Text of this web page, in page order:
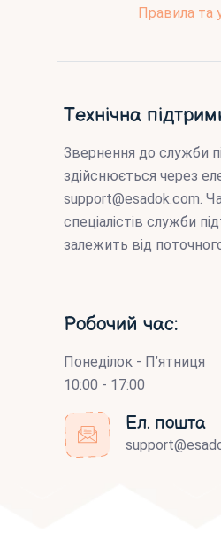
Правила та
Технічна
Звернення до служби
здійснюється через
support@esadok.com.
спеціалістів служби
залежить від
Робочий час:
Понеділок - П’ятниця
10:00 - 17:00
Ел. пошта